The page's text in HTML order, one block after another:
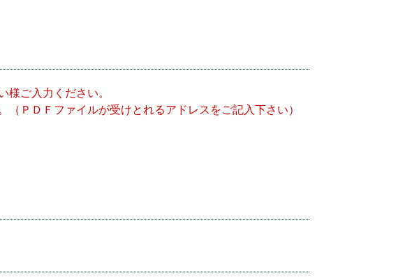
様ご入力ください。
ＰＤＦファイルが受けとれるアドレスをご記入下さい）